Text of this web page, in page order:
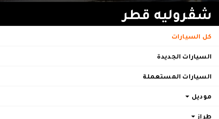
شڤروليه قطر
كل السيارات
السيارات الجديدة
السيارات المستعملة
موديل
طراز